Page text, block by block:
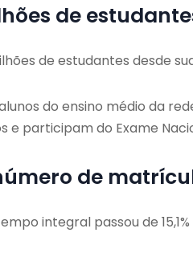
de
de estudantes desde
do ensino médio da
participam do Exame
de
integral passou de 15,1%